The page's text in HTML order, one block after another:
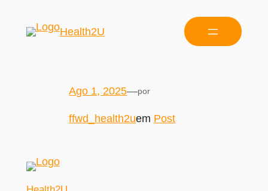
Health2U
Ago 1, 2025—por
ffwd_health2uem Post